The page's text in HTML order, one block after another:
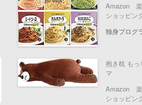
Amazon
ショッピン
独身プログ
抱き枕 もっ
マ
Amazon
ショッピン